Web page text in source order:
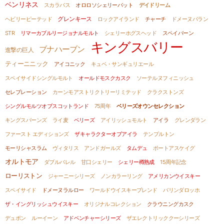
ベンリネス スカラバス オロロソシェリーバット
デイドリーム
ヘビリーピーテッド
グレンキース ロックアイランド チャーチ
ドメーヌパラン
STR
リマーカブルリージョナルモルト シェリーホグスヘッド スペイバーン
進撃の巨人 ブナハーブン キングスバリー
ティーニニック アイコニック
キュベ・サンギュリエール
スペイサイドシングルモルト
オールドモスクカスク
ソーテルヌフィニッシュ
セレブレーション
カーンモアストリクトリーリミテッド
クラクストンズ
シングルモルツオブスコットランド
75周年
ベリーズオウンセレクション
キングスバーンズ
ライ麦 ベリーズ アイリッシュモルト アイラ
グレンダラン
ファースト エディションズ
ザキャラクターオブアイラ
テンプルトン
モーリシャスラム
ヴィタリス アンドガールズ タムデュ ポートアスケイグ
オルトモア ダブルバレル 甘口シェリー シェリー樽熟成 15周年記念
ローリストン ジャーニーシリーズ ノンカラーリング
アメリカンウイスキー
スペイサイド
ドメーヌラルロー ワールドウイスキーブレンド
バリンダロッホ
ザ・イングリッシュウイスキー
オリジナルコレクション
クラウニングカスク
デュポン
ルーイーン アドベンチャーシリーズ ザエレクトリッククーシリーズ